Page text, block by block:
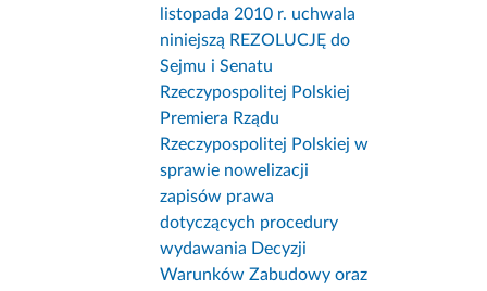
listopada 2010 r. uchwala
niniejszą REZOLUCJĘ do
Sejmu i Senatu
Rzeczypospolitej Polskiej
Premiera Rządu
Rzeczypospolitej Polskiej w
sprawie nowelizacji
zapisów prawa
dotyczących procedury
wydawania Decyzji
Warunków Zabudowy oraz